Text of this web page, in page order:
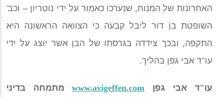
האחרונות של המנוח, שנערכו כאמור על ידי נוטריון – וכב'
השופטת בן דור ליבל קבעה כי הצוואה הראשונה היא
התקפה, ובכך צידדה בגרסתו של הבן אשר יוצג על ידי
עו"ד אבי גפן בהליך.
עו"ד אבי גפן www.avigeffen.com
מתמחה בדיני